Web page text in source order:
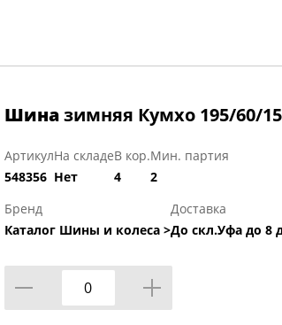
Шиназимняя Кумхо 195/60/15
Артикул
548356
На складе
Нет
В кор.
4
Мин. партия
2
Бренд
Каталог Шины и колеса >
Доставка
До скл.Уфа до 8